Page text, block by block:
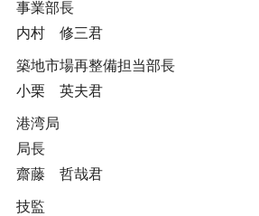
事業部長
内村 修三君
築地市場再整備担当部長
小栗 英夫君
港湾局
局長
齋藤 哲哉君
技監